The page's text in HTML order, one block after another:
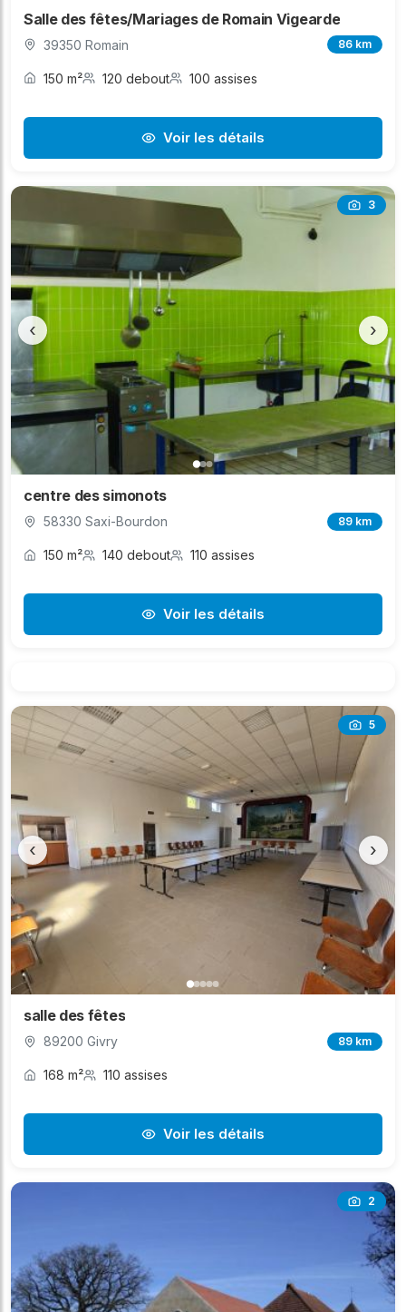
Salle des fêtes/Mariages de Romain Vigearde
39350 Romain 86 km
150 m² 120 debout 100 assises
Voir les détails
3
‹ ›
centre des simonots
58330 Saxi-Bourdon 89 km
150 m² 140 debout 110 assises
Voir les détails
5
‹ ›
salle des fêtes
89200 Givry 89 km
168 m² 110 assises
Voir les détails
2